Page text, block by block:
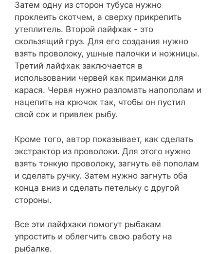
Затем одну из сторон тубуса нужно
проклеить скотчем, а сверху прикрепить
утеплитель. Второй лайфхак - это
скользящий груз. Для его создания нужно
взять проволоку, ушные палочки и ножницы.
Третий лайфхак заключается в
использовании червей как приманки для
карася. Червя нужно разломать напополам и
нацепить на крючок так, чтобы он пустил
свой сок и привлек рыбу.
Кроме того, автор показывает, как сделать
экстрактор из проволоки. Для этого нужно
взять тонкую проволоку, загнуть её пополам
и сделать ручку. Затем нужно загнуть оба
конца вниз и сделать петельку с другой
стороны.
Все эти лайфхаки помогут рыбакам
упростить и облегчить свою работу на
рыбалке.